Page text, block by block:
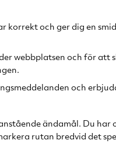
korrekt och ger dig en
webbplatsen och för att
och
ändamål. Du har
rutan bredvid det
cirka 3-7
kan
order skickas
från oss kommer